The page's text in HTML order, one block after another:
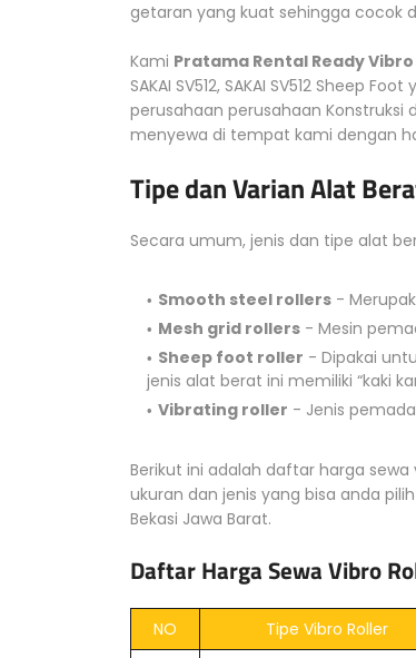
getaran yang kuat sehingga cocok
Kami Pratama Rental Ready Vibro
SAKAI SV512, SAKAI SV512 Sheep
perusahaan perusahaan
menyewa di tempat kami dengan
Tipe dan Varian Alat
Secara umum, jenis dan tipe alat
Smooth steel rollers -
Mesh grid rollers - Mesin
Sheep foot roller - Dipakai
jenis alat berat ini memiliki “kaki
Vibrating roller - Jenis
Berikut ini adalah daftar harga
ukuran dan jenis yang bisa anda
Bekasi Jawa Barat.
Daftar Harga Sewa Vibro
NO Tipe Vibro Roller